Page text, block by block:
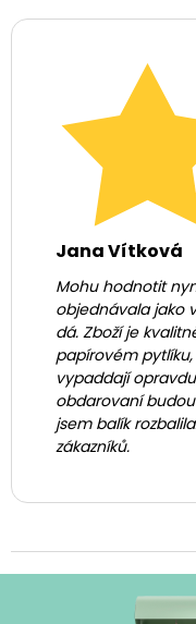
Jana Vítková
Mohu hodnotit
objednávala jako
dá. Zboží je
papírovém
vypaddají
obdarovaní
jsem balík
zákazníků.